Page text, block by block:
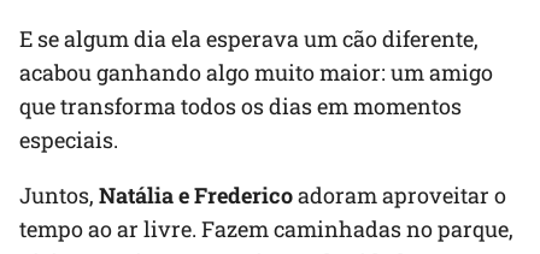
E se algum dia ela esperava um cão diferente,
acabou ganhando algo muito maior: um amigo
que transforma todos os dias em momentos
especiais.
Juntos, Natália e Fredericoadoram aproveitar o
tempo ao ar livre. Fazem caminhadas no parque,